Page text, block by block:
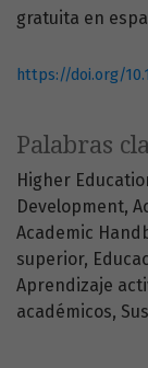
Palabras
Higher
Development
Academic
superior
Aprendizaje
académicos
gratuita en
https://doi.org/